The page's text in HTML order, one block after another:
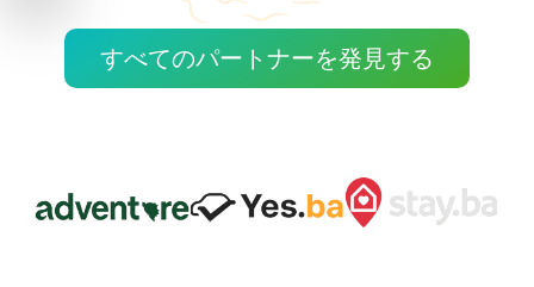
すべてのパートナーを発見する